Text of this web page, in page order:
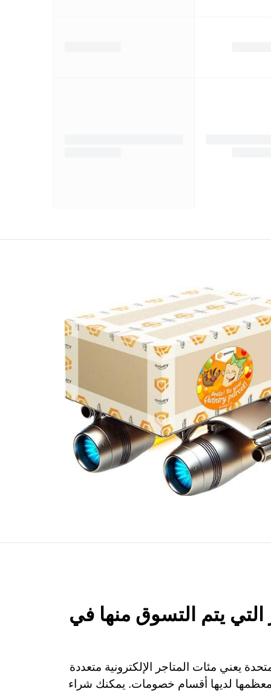
يتم التسوق منها في
يعني مئات المتاجر الإلكترونية متعددة
لديها أقسام خصومات. يمكنك شراء